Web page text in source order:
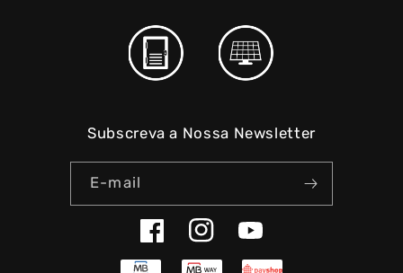
Subscreva a Nossa Newsletter
E-mail
FacebookInstagramYouTube